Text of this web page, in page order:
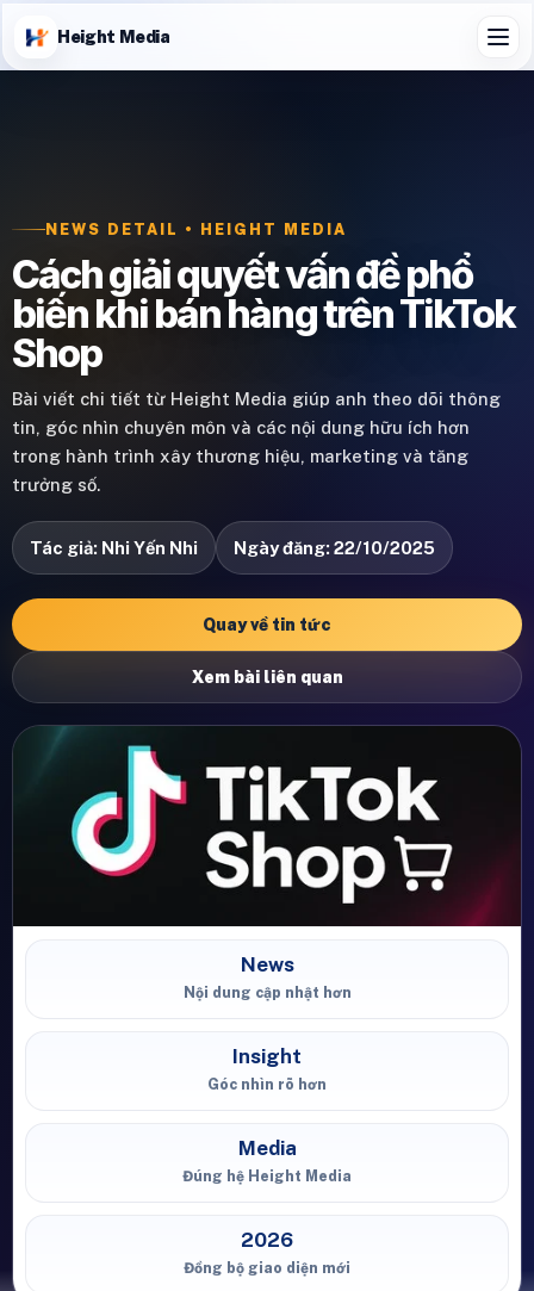
Height Media
NEWS DETAIL • HEIGHT MEDIA
Cách giải quyết vấn đề phổ
biến khi bán hàng trên TikTok
Shop
Bài viết chi tiết từ Height Media giúp anh theo dõi thông
tin, góc nhìn chuyên môn và các nội dung hữu ích hơn
trong hành trình xây thương hiệu, marketing và tăng
trưởng số.
Tác giả: Nhi Yến Nhi Ngày đăng: 22/10/2025
Quay về tin tức
Xem bài liên quan
News
Nội dung cập nhật hơn
Insight
Góc nhìn rõ hơn
Media
Đúng hệ Height Media
2026
Đồng bộ giao diện mới